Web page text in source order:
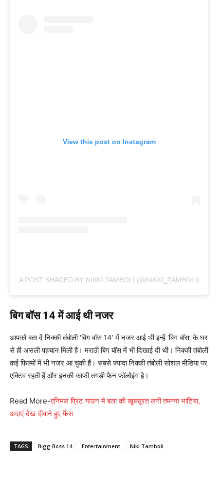
View this post on Instagram
A POST SHARED BY NIKKI TAMBOLI (@NIKKI_TAMBOLI)
बिग बॉस 14 में आई थी नजर
आपको बता दें निक्की तंबोली ‘बिग बॉस 14’ में नजर आई थी इन्हें ‘बिग बॉस’ के घर
से ही असली पहचान मिली है। मराठी बिग बॉस में भी दिखाई दी थी। निक्की तंबोली
कई फिल्मों में भी नजर आ चुकी हैं। सबसे ज्यादा निक्की तंबोली सोशल मीडिया पर
एक्टिव रहती हैं और इनकी काफी तगड़ी फैन फॉलोइंग है।
Read More-एनिमल प्रिंट गाउन में बला की खूबसूरत लगी तमन्ना भाटिया,
अदाएं देख दीवाने हुए फैंस
TAGS Bigg Boss 14 Entertainment Niki Tamboli